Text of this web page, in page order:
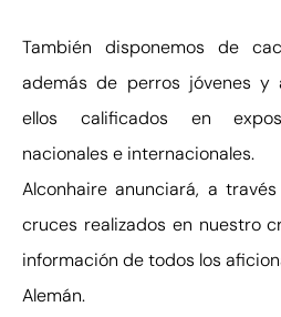
También disponemos de
además de perros jóvenes y
ellos calificados en
nacionales e internacionales.
Alconhaire anunciará, a
cruces realizados en nuestro
información de todos los
Alemán.